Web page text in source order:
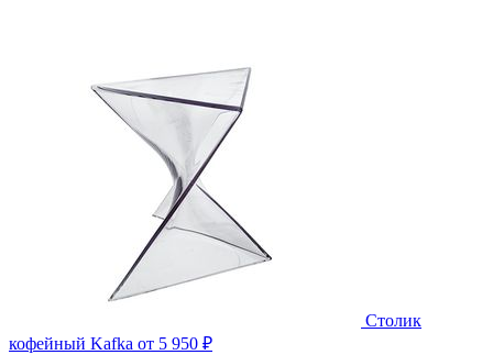
Столик
кофейный Kafka от 5 950 ₽